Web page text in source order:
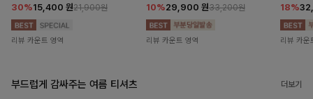
30%15,400 원21,900원
리뷰 카운트 영역
10%29,900 원33,200원
리뷰 카운트 영역
18%
리뷰 카운
부드럽게 감싸주는 여름 티셔츠 더보기